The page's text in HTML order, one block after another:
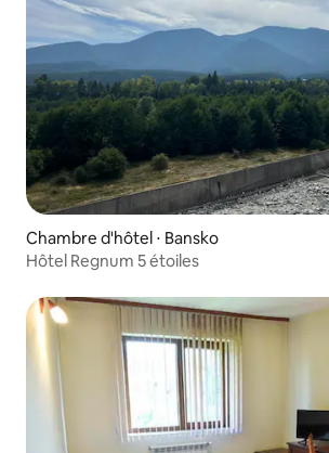
Chambre d'hôtel ⋅ Bansko
Hôtel Regnum 5 étoiles